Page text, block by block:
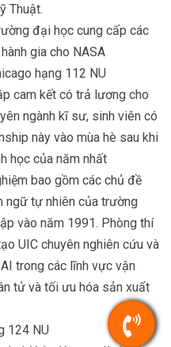
Thuật.
đại học cung cấp các
gia cho NASA
hạng 112 NU
cam kết có trả lương cho
ngành kĩ sư, sinh viên có
này vào mùa hè sau khi
học của năm nhất
bao gồm các chủ đề
ngữ tự nhiên của trường
vào năm 1991. Phòng thí
UIC chuyên nghiên cứu và
trong các lĩnh vực vận
tử và tối ưu hóa sản xuất
124 NU